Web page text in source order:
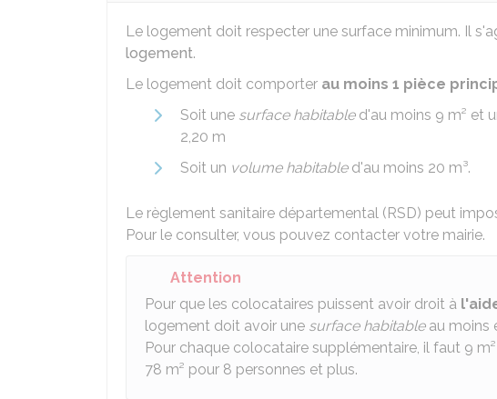
Le logement doit respecter une surface minimum. Il
logement.
Le logement doit comporter au moins 1 pièce
Soit une surface habitabled'au moins 9 m² et
2,20 m
Soit un volume habitabled'au moins 20 m³.
Le règlement sanitaire départemental (RSD) peut
Pour le consulter, vous pouvez contacter votre mairie.
Attention
Pour que les colocataires puissent avoir droit à
logement doit avoir une surface habitable au moins
Pour chaque colocataire supplémentaire, il faut 9
78 m² pour 8 personnes et plus.